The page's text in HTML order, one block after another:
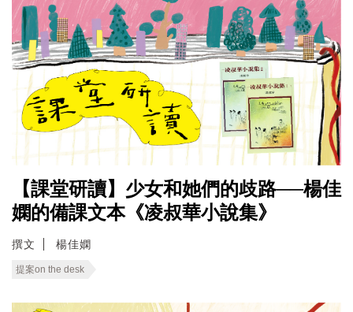
【課堂研讀】少女和她們的歧路──楊佳
嫻的備課文本《凌叔華小說集》
撰文 楊佳嫻
提案on the desk